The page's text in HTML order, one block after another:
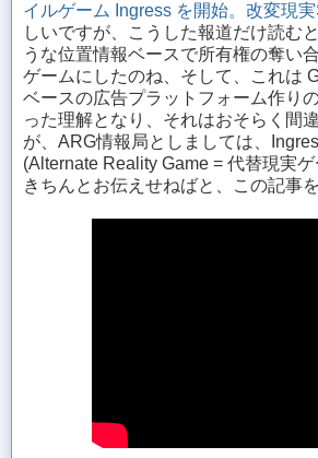
イルゲーム Ingress を開始。改変現
しいですが、こうした報道だけ読む
うな位置情報ベースで所有権の奪い
ゲームにしたのね、そして、これは
ベースの広告プラットフォーム作り
った理解となり、それはおそらく間
が、ARG情報局としましては、
(Alternate Reality Game = 代替現実
きちんとお伝えせねばと、この記事